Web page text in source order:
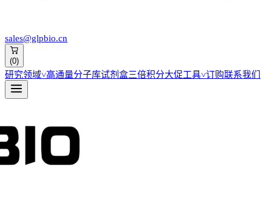
sales@glpbio.cn
(0)
研究领域˅高通量分子库试剂盒三倍积分大促工具˅订购联系我们